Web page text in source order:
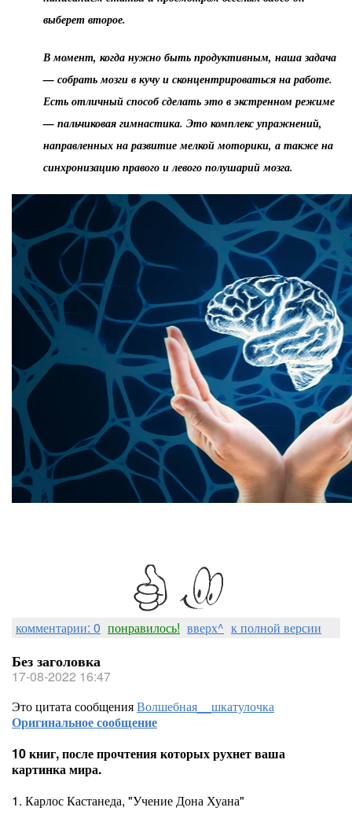
выберет второе.
В момент, когда нужно быть продуктивным, наша задача
— собрать мозги в кучу и сконцентрироваться на работе.
Есть отличный способ сделать это в экстренном режиме
— пальчиковая гимнастика. Это комплекс упражнений,
направленных на развитие мелкой моторики, а также на
синхронизацию правого и левого полушарий мозга.
комментарии: 0 понравилось! вверх^ к полной версии
Без заголовка
17-08-2022 16:47
Это цитата сообщенияВолшебная__шкатулочка
Оригинальное сообщение
10 книг, после прочтения которых рухнет ваша
картинка мира.
1. Карлос Кастанеда, "Учение Дона Хуана"